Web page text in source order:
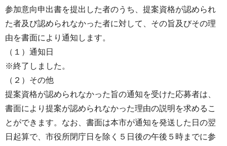
参加意向申出書を提出した者のうち、提案資格が認められ
た者及び認められなかった者に対して、その旨及びその理
由を書面により通知します。
（１）通知日
※終了しました。
（２）その他
提案資格が認められなかった旨の通知を受けた応募者は、
書面により提案が認められなかった理由の説明を求めるこ
とができます。なお、書面は本市が通知を発送した日の翌
日起算で、市役所閉庁日を除く５日後の午後５時までに参